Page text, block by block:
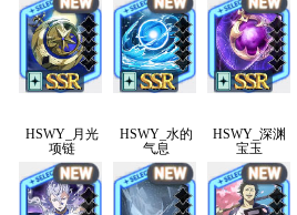
HSWY_月光
项链
HSWY_水的
气息
HSWY_深渊
宝玉